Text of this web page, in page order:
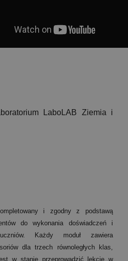
LaboLAB Ziemia i
i zgodny z podstawą
do wykonania doświadczeń i
Każdy moduł zawiera
dla trzech równoległych klas,
w stanie przeprowadzić lekcje w